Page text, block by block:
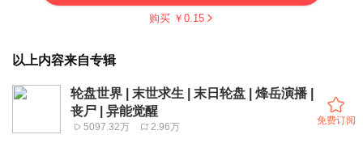
购买 ￥ 0.15
以上内容来自专辑
轮盘世界 | 末世求生 | 末日轮盘 | 烽岳演播 |
丧尸 | 异能觉醒
5097.32万 2.96万
免费订阅